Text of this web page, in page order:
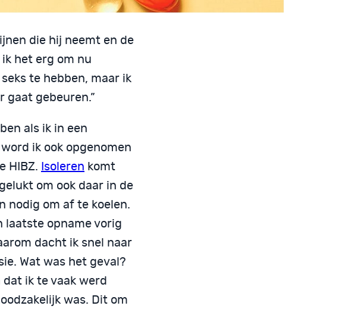
die hij neemt en de
het erg om nu
te hebben, maar ik
gaat gebeuren.”
als ik in een
ik ook opgenomen
HIBZ.
Isoleren komt
om ook daar in de
nodig om af te koelen.
laatste opname vorig
dacht ik snel naar
Wat was het geval?
ik te vaak werd
was. Dit om